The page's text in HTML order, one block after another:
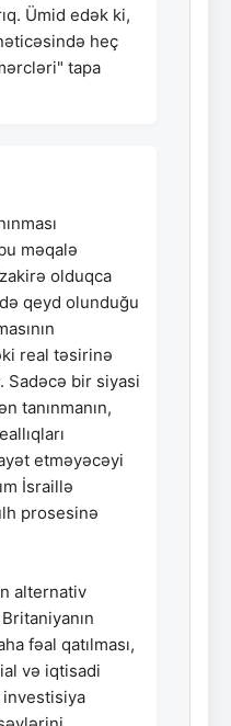
Ümid edək ki,
heç
tapa
məqalə
olduqca
qeyd olunduğu
real təsirinə
Sadəcə bir siyasi
tanınmanın,
etməyəcəyi
İsraillə
prosesinə
alternativ
fəal qatılması,
və iqtisadi
investisiya